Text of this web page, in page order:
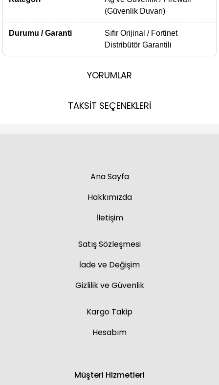
(Güvenlik Duvarı)
Durumu / Garanti
Sıfır Orijinal / Fortinet
Distribütör Garantili
YORUMLAR
TAKSİT SEÇENEKLERİ
Ana Sayfa
Hakkımızda
İletişim
Satış Sözleşmesi
İade ve Değişim
Gizlilik ve Güvenlik
Kargo Takip
Hesabım
Müşteri Hizmetleri